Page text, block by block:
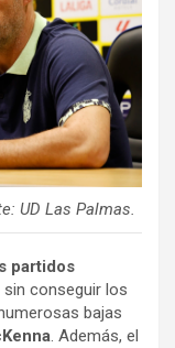
UD Las Palmas.
partidos
sin conseguir los
bajas
. Además, el